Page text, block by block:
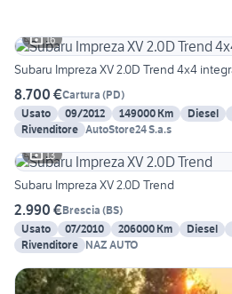
16
Subaru Impreza XV 2.0D Trend 4x4
8.700 €Cartura (PD)
Usato
09/2012 149000 Km Diesel
Rivenditore AutoStore24 S.a.s
13
Subaru Impreza XV 2.0D Trend
2.990 €Brescia (BS)
Usato
07/2010 206000 Km Diesel
Rivenditore NAZ AUTO